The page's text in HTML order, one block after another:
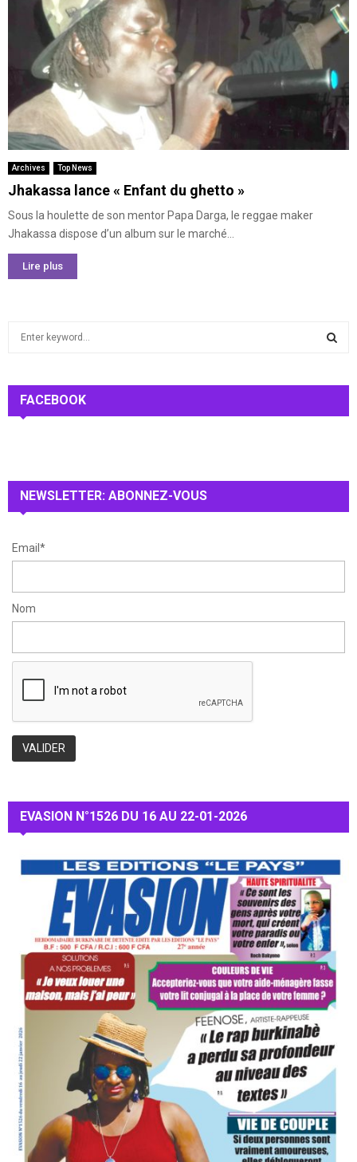
Archives Top News
Jhakassa lance « Enfant du ghetto »
Sous la houlette de son mentor Papa Darga, le reggae maker
Jhakassa dispose d’un album sur le marché...
Lire plus
h
:
FACEBOOK
NEWSLETTER: ABONNEZ-VOUS
Email*
Nom
EVASION N°1526 DU 16 AU 22-01-2026